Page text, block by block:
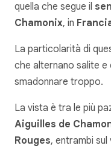
quella che segue il
Chamonix, in
La particolarità di
che alternano salite e
smadonnare troppo.
La vista è tra le più
Aiguilles de
Rouges, entrambi